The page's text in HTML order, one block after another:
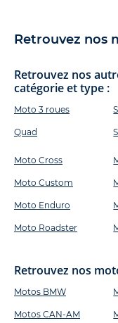
Retrouvez nos
Retrouvez nos
catégorie et type :
Moto 3 roues
Quad
Moto Cross
Moto Custom
Moto Enduro
Moto Roadster
Retrouvez nos
Motos BMW
Motos CAN-AM